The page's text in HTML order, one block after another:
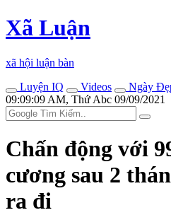
Xã Luận
xã hội luận bàn
Luyện IQ
Videos
Ngày
09:09:09 AM, Thứ Abc 09/09/2021
Chấn động với
cương sau 2
ra đi